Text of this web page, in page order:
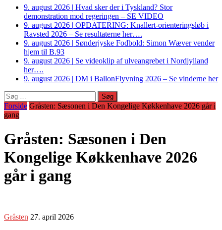
9. august 2026 | Hvad sker der i Tyskland? Stor
demonstration mod regeringen – SE VIDEO
9. august 2026 | OPDATERING: Knallert-orienteringsløb i
Ravsted 2026 – Se resultaterne her….
9. august 2026 | Sønderjyske Fodbold: Simon Wæver vender
hjem til B.93
9. august 2026 | Se videoklip af ulveangrebet i Nordjylland
her….
9. august 2026 | DM i BallonFlyvning 2026 – Se vinderne her
Søg
efter:
Forside Gråsten: Sæsonen i Den Kongelige Køkkenhave 2026 går i
gang
Gråsten: Sæsonen i Den
Kongelige Køkkenhave 2026
går i gang
Gråsten 27. april 2026